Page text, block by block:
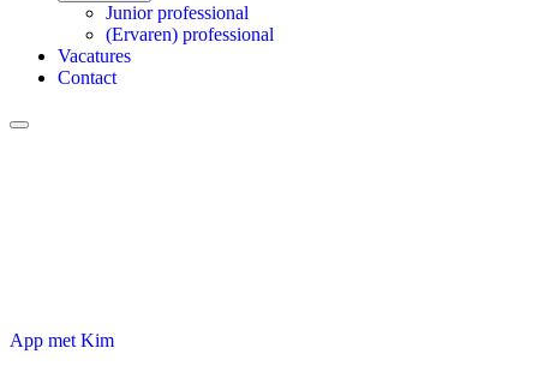
Junior professional
(Ervaren) professional
Vacatures
Contact
App met Kim